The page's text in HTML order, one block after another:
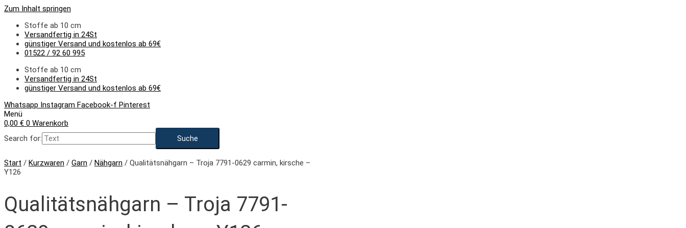
Zum Inhalt springen
Stoffe ab 10 cm
Versandfertig in 24St
günstiger Versand und kostenlos ab 69€
01522 / 92 60 995
Stoffe ab 10 cm
Versandfertig in 24St
günstiger Versand und kostenlos ab 69€
Whatsapp Instagram Facebook-f Pinterest
Menü
0,00 € 0 Warenkorb
Search for:
Start / Kurzwaren / Garn / Nähgarn / Qualitätsnähgarn – Troja 7791-0629 carmin, kirsche –
Y126
Qualitätsnähgarn – Troja 7791-